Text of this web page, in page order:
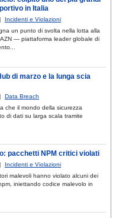
in Italia
Incidenti e Violazioni
un punto di svolta nella lotta alla
— piattaforma leader globale di
di marzo e la lunga scia
Data Breach
che il mondo della sicurezza
di dati su larga scala tramite
pacchetti NPM critici violati
Incidenti e Violazioni
malevoli hanno violato alcuni dei
iniettando codice malevolo in